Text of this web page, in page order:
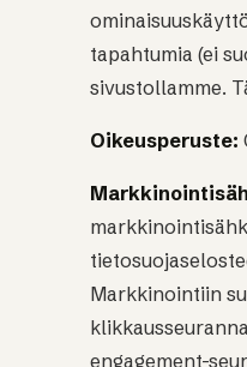
tapahtumia (ei
sivustollamme.
Oikeusperuste:
Markkinointiin
engagement-